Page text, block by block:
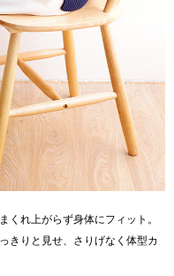
くれ上がらず身体にフィット。
きりと見せ、さりげなく体型カ